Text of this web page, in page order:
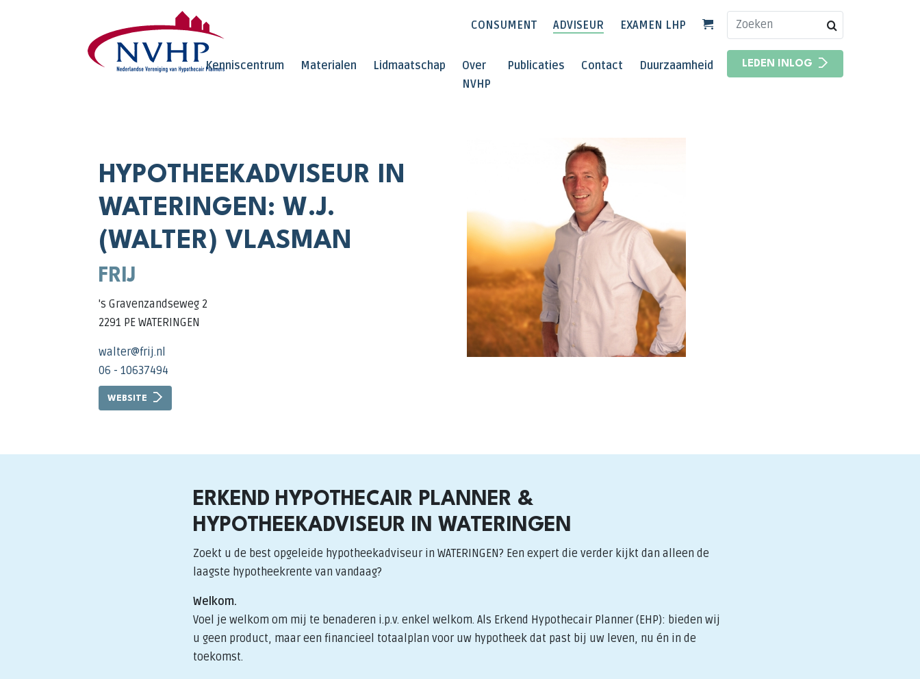
HOOFDNAVIGATIE
CONSUMENT ADVISEUR EXAMEN LHP
Kenniscentrum Materialen Lidmaatschap
Over
NVHP
Publicaties Contact Duurzaamheid LEDEN INLOG
HYPOTHEEKADVISEUR IN
WATERINGEN: W.J.
(WALTER) VLASMAN
FRIJ
's Gravenzandseweg 2
2291 PE WATERINGEN
walter@frij.nl
06 - 10637494
WEBSITE
ERKEND HYPOTHECAIR PLANNER &
HYPOTHEEKADVISEUR IN WATERINGEN
Zoekt u de best opgeleide hypotheekadviseur in WATERINGEN? Een expert die verder kijkt dan alleen de
laagste hypotheekrente van vandaag?
Welkom.
Voel je welkom om mij te benaderen i.p.v. enkel welkom. Als Erkend Hypothecair Planner (EHP): bieden wij
u geen product, maar een financieel totaalplan voor uw hypotheek dat past bij uw leven, nu én in de
toekomst.